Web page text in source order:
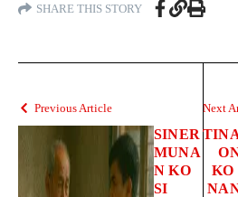
SHARE THIS STORY
Previous Article
SINER
MUNA
N KO
SI
Next
KO